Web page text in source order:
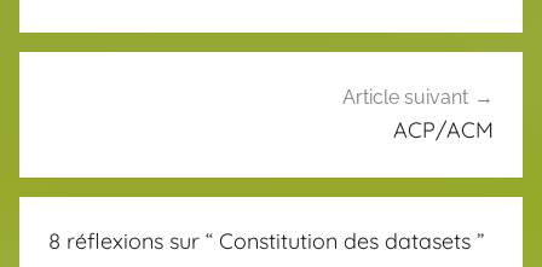
Article suivant
ACP/ACM
8 réflexions sur “ Constitution des datasets ”